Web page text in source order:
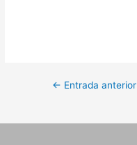
← Entrada anterior